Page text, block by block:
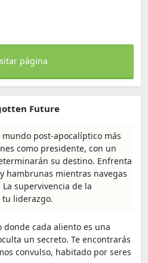
página
Future
post-apocalíptico más
como presidente, con un
su destino. Enfrenta
hambrunas mientras navegas
supervivencia de la
liderazgo.
cada aliento es una
un secreto. Te encontrarás
convulso, habitado por seres